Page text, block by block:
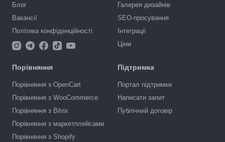
Блог
Вакансії
Політика конфіденційності
Галерея дизайнів
SEO-просування
Інтеграції
Ціни
Порівняння
Порівняння з OpenCart
Порівняння з WooCommerce
Порівняння з Bitrix
Порівняння з маркетплейсами
Порівняння з Shopify
Підтримка
Портал підтримки
Написати запит
Публічний договір